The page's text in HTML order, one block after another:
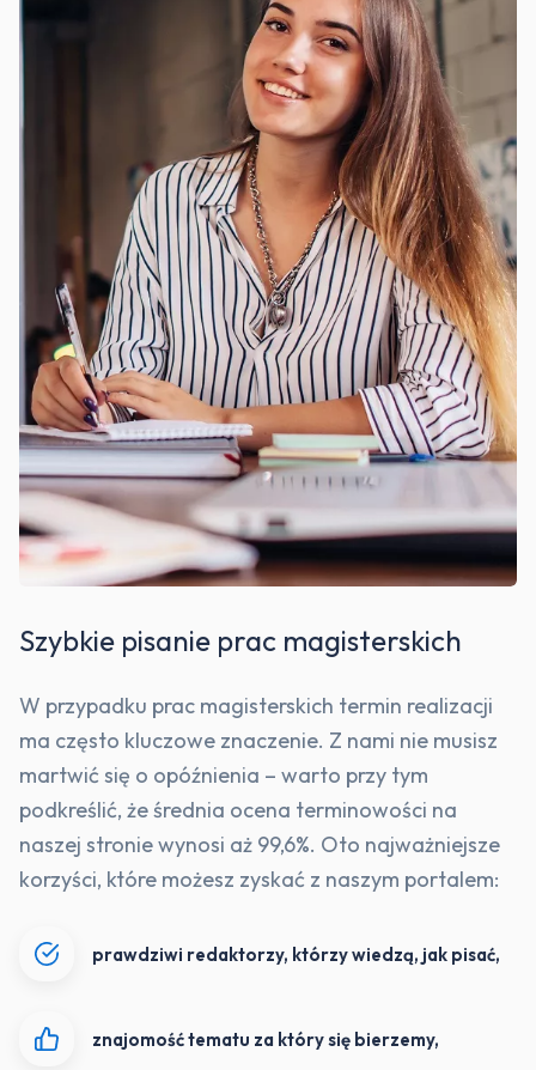
Szybkie pisanie prac magisterskich
W przypadku prac magisterskich termin realizacji
ma często kluczowe znaczenie. Z nami nie musisz
martwić się o opóźnienia – warto przy tym
podkreślić, że średnia ocena terminowości na
naszej stronie wynosi aż 99,6%. Oto najważniejsze
korzyści, które możesz zyskać z naszym portalem:
prawdziwi redaktorzy, którzy wiedzą, jak pisać,
znajomość tematu za który się bierzemy,